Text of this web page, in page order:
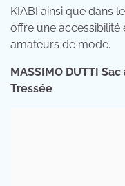
KIABI ainsi que dans
offre une accessibilité
amateurs de mode.
MASSIMO DUTTI
Tressée